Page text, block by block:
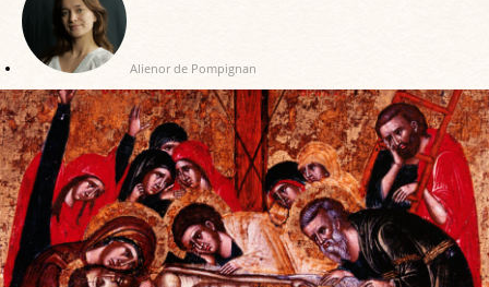
Alienor de Pompignan